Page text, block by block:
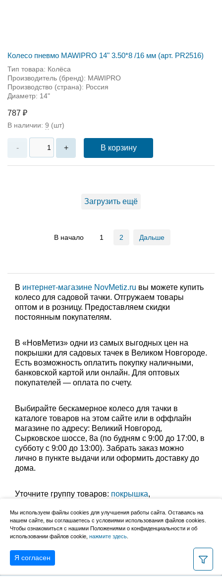
Колесо пневмо MAWIPRO 14" 3.50*8 /16 мм (арт. PR2516)
Тип товара: Колёса
Производитель (бренд): MAWIPRO
Производство (страна): Россия
Диаметр: 14"
787 ₽
В наличии: 9 (шт)
- + В корзину
Загрузить ещё
В начало 1 2 Дальше
В интернет-магазине NovMetiz.ru вы можете купить
колесо для садовой тачки. Отгружаем товары
оптом и в розницу. Предоставляем скидки
постоянным покупателям.
В «НовМетиз» одни из самых выгодных цен на
покрышки для садовых тачек в Великом Новгороде.
Есть возможность оплатить покупку наличными,
банковской картой или онлайн. Для оптовых
покупателей — оплата по счету.
Выбирайте бескамерное колесо для тачки в
каталоге товаров на этом сайте или в оффлайн
магазине по адресу: Великий Новгород,
Сырковское шоссе, 8а (по будням с 9:00 до 17:00, в
субботу с 9:00 до 13:00). Забрать заказ можно
лично в пункте выдачи или оформить доставку до
дома.
Уточните группу товаров: покрышка,
Уточните группу товаров:
камеры для садовых тачек
Мы используем файлы cookies для улучшения работы сайта. Оставаясь на
нашем сайте, вы соглашаетесь с условиями использования файлов cookies.
Чтобы ознакомиться с нашими Положениями о конфиденциальности и об
использовании файлов cookie, нажмите здесь
Я согласен